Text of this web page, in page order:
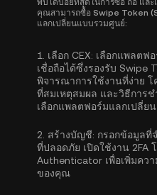
พบได้บ่อยที่สุดในการซื้อ ถือ แล
คุณสามารถซื้อ Swipe Token
แลกเปลี่ยนแบบรวมศูนย์:
1. เลือก CEX: เลือกแพลตฟ
เชื่อถือได้ซึ่งรองรับ Swipe
พิจารณาการใช้งานที่ง่าย โ
ที่สมเหตุสมผล และวิธีการช
เลือกแพลตฟอร์มแลกเปลี่ย
2. สร้างบัญชี: กรอกข้อมูลที่
ที่ปลอดภัย เปิดใช้งาน 2FA
Authenticator เพื่อเพิ่มคว
ของคุณ